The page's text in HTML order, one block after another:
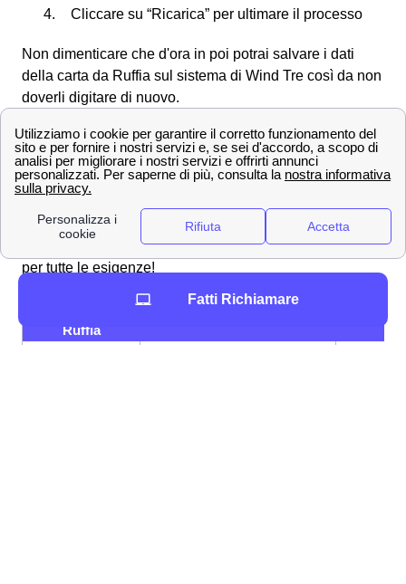
Cliccare su “Ricarica” per ultimare il processo
Non dimenticare che d'ora in poi potrai salvare i dati
della carta da Ruffia sul sistema di Wind Tre così da non
doverli digitare di nuovo.
connessione
Offerte Wind Tre nella città di Ruffia
per i clienti di Ruffia tantissime offerte su misura per
telefonia e internet. Ecco alcune promozioni Wind Tre
per tutte le esigenze!
Ruffia
Tariffa
Fatti Richiamare